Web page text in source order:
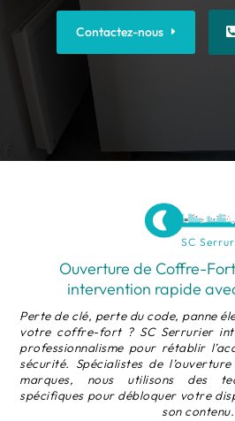
Contactez-nous
SC
Ouverture de Coffre-
intervention rapide
Perte de clé, perte du code, panne
votre coffre-fort ? SC Serrurier
professionnalisme pour rétablir
sécurité. Spécialistes de
marques, nous utilisons des
spécifiques pour débloquer votre
son contenu.